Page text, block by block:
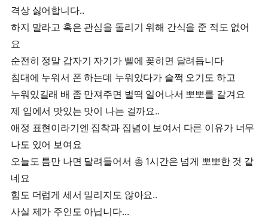
격상 싫어합니다..
하지 말라고 혹은 관심을 돌리기 위해 간식을 준 적도 없어
요
순전히 정말 갑자기 자기가 삘에 꽂히면 달려듭니다
침대에 누워서 폰 하는데 누워있다가 슬쩍 오기도 하고
누워있길래 배 좀 만져주면 벌떡 일어나서 뽀뽀를 갈겨요
제 입에서 맛있는 맛이 나는 걸까요..
애정 표현이라기엔 집착과 집념이 보여서 다른 이유가 너무
나도 있어 보여요
오늘도 틈만 나면 달려들어서 총 1시간은 넘게 뽀뽀한 것 같
네요
힘도 더럽게 세서 밀리지도 않아요..
사실 제가 주인도 아닙니다...